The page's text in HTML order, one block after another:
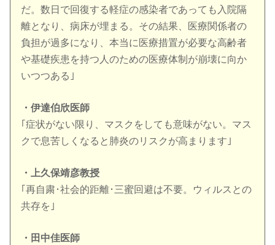
だ。数日で回復する軽症の感染者であっても入院隔
離となり、病床が埋まる。その結果、医療関係者の
負担が過多になり、本当に医療措置が必要な高齢者
や基礎疾患を持つ人のための医療体制が崩壊に向か
いつつある｣
・伊達伯欣医師
｢症状がない限り、マスクをしても意味がない。マス
クで息苦しくなると肺炎のリスクが高まります｣
・上久保靖彦教授
｢再自粛･社会的距離･三蜜回避は不要。ウィルスとの
共存を｣
・田中佳医師